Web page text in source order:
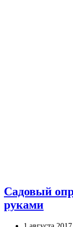
Садовый
руками